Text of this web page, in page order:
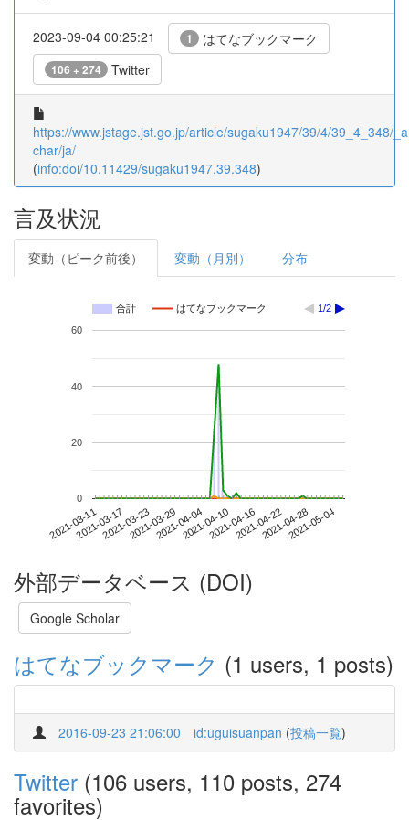
2023-09-04 00:25:21 1 はてなブックマーク
106 + 274 Twitter
https://www.jstage.jst.go.jp/article/sugaku1947/39/4/39_4_348/
char/ja/
(info:doi/10.11429/sugaku1947.39.348)
言及状況
変動（ピーク前後） 変動（月別） 分布
合計 はてなブックマーク 1/2
2021-03-112021-03-172021-03-232021-03-292021-04-042021-04-102021-04-162021-04-222021-04-282021-05-04
0
20
40
60
外部データベース (DOI)
Google Scholar
はてなブックマーク (1 users, 1 posts)
2016-09-23 21:06:00 id:uguisuanpan (投稿一覧)
Twitter (106 users, 110 posts, 274
favorites)